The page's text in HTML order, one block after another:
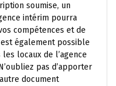
soumise, un
intérim pourra
compétences et de
également possible
locaux de l’agence
pas d’apporter
document